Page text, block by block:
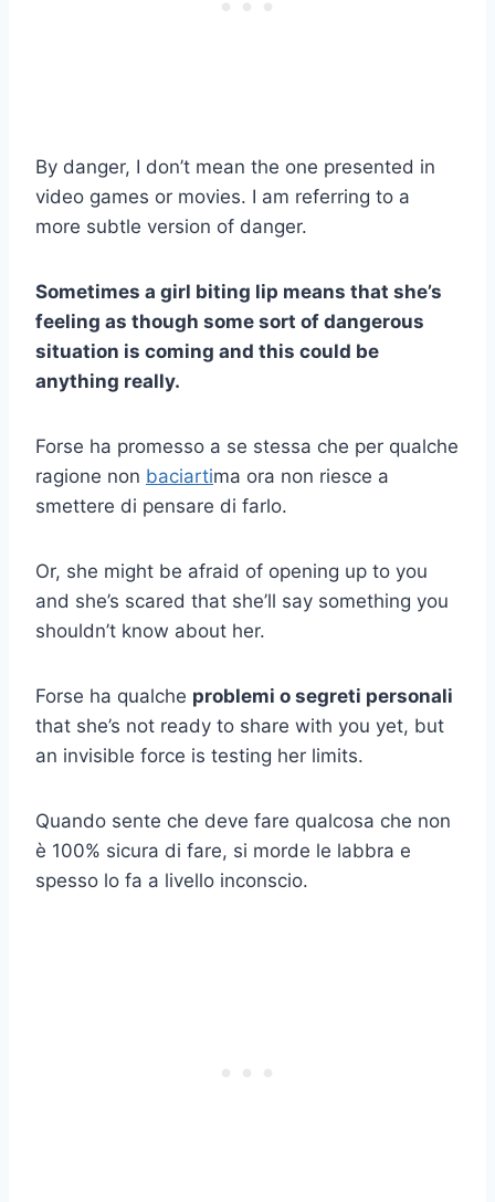
By danger, I don’t mean the one presented in
video games or movies. I am referring to a
more subtle version of danger.
Sometimes a girl biting lip means that she’s
feeling as though some sort of dangerous
situation is coming and this could be
anything really.
Forse ha promesso a se stessa che per qualche
ragione non baciartima ora non riesce a
smettere di pensare di farlo.
Or, she might be afraid of opening up to you
and she’s scared that she’ll say something you
shouldn’t know about her.
Forse ha qualche problemi o segreti personali
that she’s not ready to share with you yet, but
an invisible force is testing her limits.
Quando sente che deve fare qualcosa che non
è 100% sicura di fare, si morde le labbra e
spesso lo fa a livello inconscio.